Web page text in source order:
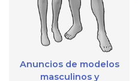
Anuncios de modelos
masculinos y